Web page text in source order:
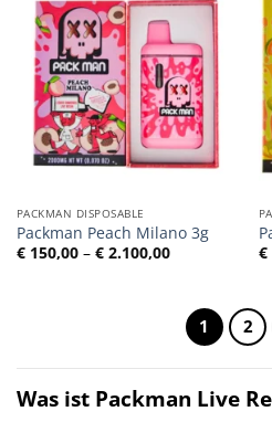
PACKMAN DISPOSABLE
Packman Peach Milano 3g
€150,00 – €2.100,00Preisspanne:€
1 2
Was ist Packman Live